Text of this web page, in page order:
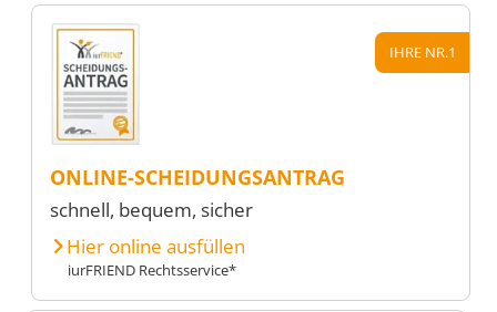
IHRE NR.1
ONLINE-SCHEIDUNGSANTRAG
schnell, bequem, sicher
Hier online ausfüllen
iurFRIEND Rechtsservice*